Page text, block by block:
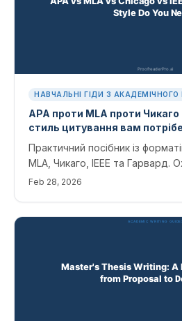
НАВЧАЛЬНІ ГІДИ З
APA проти MLA проти Чикаго
стиль цитування вам
Практичний посібник із
MLA, Чикаго, IEEE та Гарвард.
використовувати кожен стиль і
Feb 28, 2026